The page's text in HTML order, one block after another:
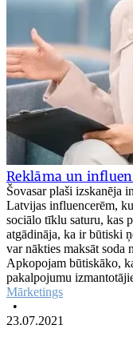
Reklāma un
Šovasar plaši izskanēja
Latvijas influencerēm,
sociālo tīklu saturu, kas
atgādināja, ka ir būtiski
var nākties maksāt soda
Apkopojam būtiskāko,
pakalpojumu
Mārketings
•
23.07.2021